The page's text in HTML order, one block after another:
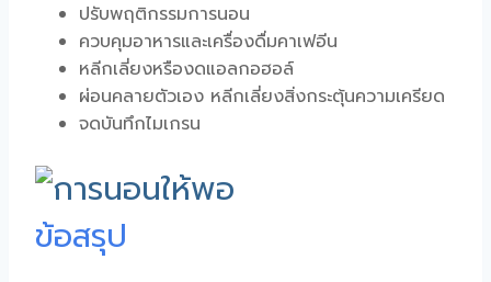
ปรับพฤติกรรมการนอน
ควบคุมอาหารและเครื่องดื่มคาเฟอีน
หลีกเลี่ยงหรืองดแอลกอฮอล์
ผ่อนคลายตัวเอง หลีกเลี่ยงสิ่งกระตุ้นความเครียด
จดบันทึกไมเกรน
ข้อสรุป